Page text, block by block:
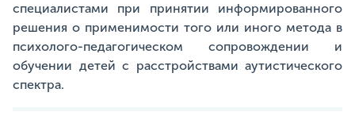
специалистами при принятии информированного
решения о применимости того или иного метода в
психолого-педагогическом сопровождении и
обучении детей с расстройствами аутистического
спектра.